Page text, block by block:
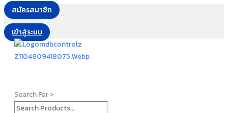
สมัครสมาชิก
เข้าสู่ระบบ
Search For:>